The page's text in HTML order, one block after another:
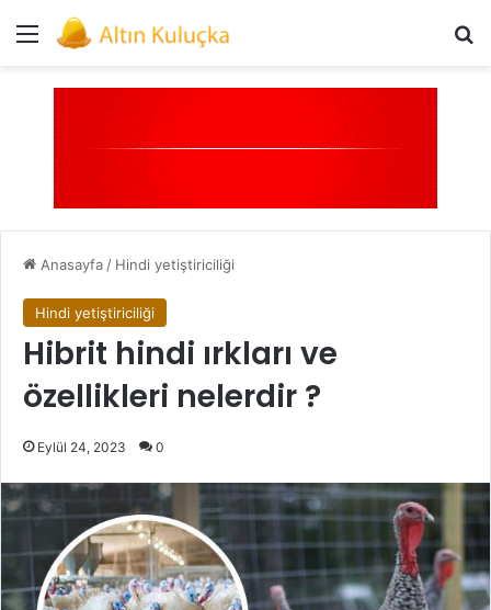
Menü
Anasayfa / Hindi yetiştiriciliği
Hindi yetiştiriciliği
Hibrit hindi ırkları ve
özellikleri nelerdir ?
Eylül 24, 2023 0